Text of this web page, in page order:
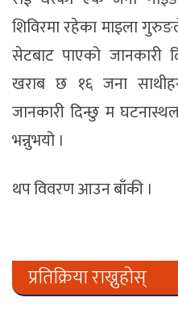
शिविरमा रहेका माइला
सेटबाट पाएको जानकारी
खराब छ १६ जना
जानकारी दिन्छु म
भन्नुभयो ।
थप विवरण आउन बाँकी ।
प्रतिक्रिया राख्नुहोस्